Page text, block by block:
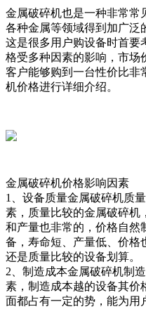
金属破碎机也是一种非常常
各种金属等领域得到加广泛
这是很多用户购设备时首要
格受多种因素的影响，市场
客户能够购到一台性价比非
机价格进行详细介绍。
金属破碎机价格影响因素
1、设备质量金属破碎机质
素，质量比较的金属破碎机
和产量也非常的，价格自然
备，寿命短、产量低、价格
还是质量比较的设备划算。
2、制造成本金属破碎机制
素，制造成本越的设备其价
面都占有一定的势，能为用